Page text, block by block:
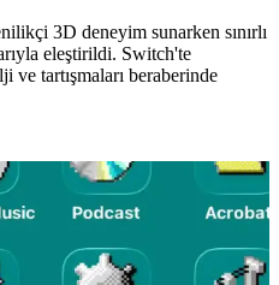
3D deneyim sunarken sınırlı
eleştirildi. Switch'te
ve tartışmaları beraberinde